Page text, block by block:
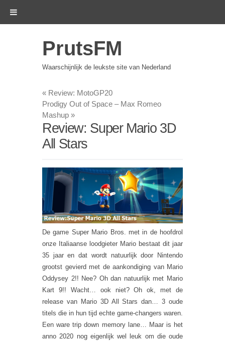
PrutsFM
Waarschijnlijk de leukste site van Nederland
« Review: MotoGP20
Prodigy Out of Space – Max Romeo
Mashup »
Review: Super Mario 3D
All Stars
De game Super Mario Bros. met in de hoofdrol
onze Italiaanse loodgieter Mario bestaat dit jaar
35 jaar en dat wordt natuurlijk door Nintendo
grootst gevierd met de aankondiging van Mario
Oddysey 2!! Nee? Oh dan natuurlijk met Mario
Kart 9!! Wacht… ook niet? Oh ok, met de
release van Mario 3D All Stars dan… 3 oude
titels die in hun tijd echte game-changers waren.
Een ware trip down memory lane… Maar is het
anno 2020 nog eigenlijk wel leuk om die oude